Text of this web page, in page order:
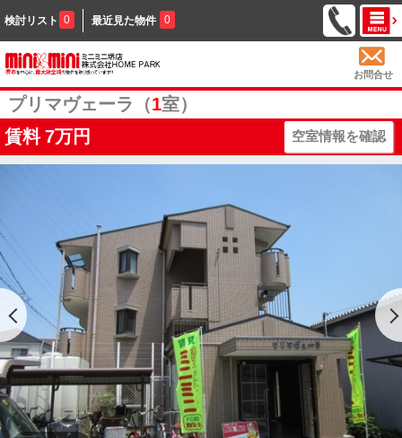
検討リスト 0 最近見た物件 0
お問合せ
プリマヴェーラ（1室）
賃料 7万円 空室情報を確認